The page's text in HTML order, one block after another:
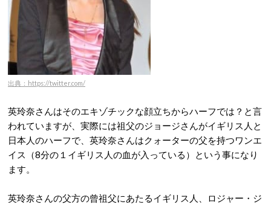
出典：https://twitter.com/
英玲奈さんはそのエキゾチックな顔立ちからハーフでは？と言
われていますが、実際には祖父のジョージさんがイギリス人と
日本人のハーフで、英玲奈さんはクォーターの父を持つワンエ
イス（8分の１イギリス人の血が入っている）という事になり
ます。
英玲奈さんの父方の曾祖父にあたるイギリス人、ロジャー・ジ